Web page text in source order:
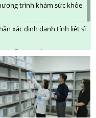
trình khám sức khỏe
xác định danh tính liệt sĩ
mẫu hài cốt liệt sĩ phục
trình tri ân bằng khoa học